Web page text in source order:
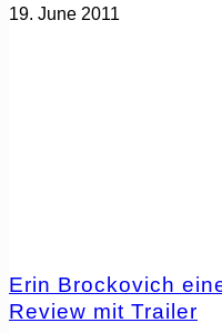
19. June 2011
Erin Brockovich
Review mit Trailer